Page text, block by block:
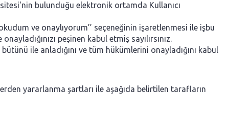
bulunduğu elektronik ortamda Kullanıcı
ve onaylıyorum’’ seçeneğinin işaretlenmesi ile işbu
peşinen kabul etmiş sayılırsınız.
ile anladığını ve tüm hükümlerini onayladığını kabul
yararlanma şartları ile aşağıda belirtilen tarafların